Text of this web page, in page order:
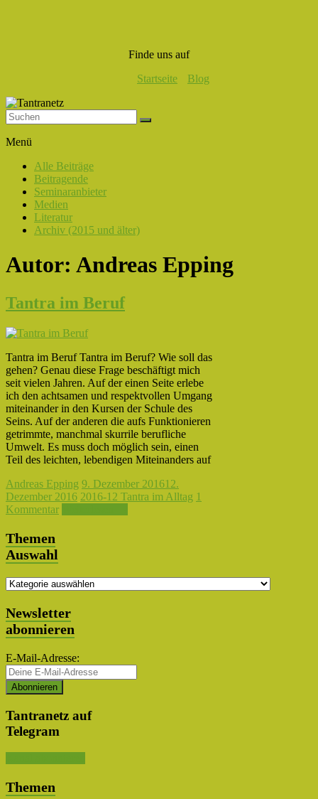
Finde uns auf
Startseite
Blog
Liebe,
Eros
Tantra
Menü
Alle Beiträge
Beitragende
Seminaranbieter
Medien
Literatur
Archiv (2015 und älter)
Autor: Andreas Epping
Tantra im Beruf
Tantra im Beruf Tantra im Beruf? Wie soll das
gehen? Genau diese Frage beschäftigt mich
seit vielen Jahren. Auf der einen Seite erlebe
ich den achtsamen und respektvollen Umgang
miteinander in den Kursen der Schule des
Seins. Auf der anderen die aufs Funktionieren
getrimmte, manchmal skurrile berufliche
Umwelt. Es muss doch möglich sein, einen
Teil des leichten, lebendigen Miteinanders auf
Andreas Epping 9. Dezember 201612.
Dezember 2016 2016-12 Tantra im Alltag 1
Kommentar
Themen
Auswahl
Themen
Newsletter
abonnieren
E-Mail-Adresse:
Tantranetz auf
Telegram
Themen